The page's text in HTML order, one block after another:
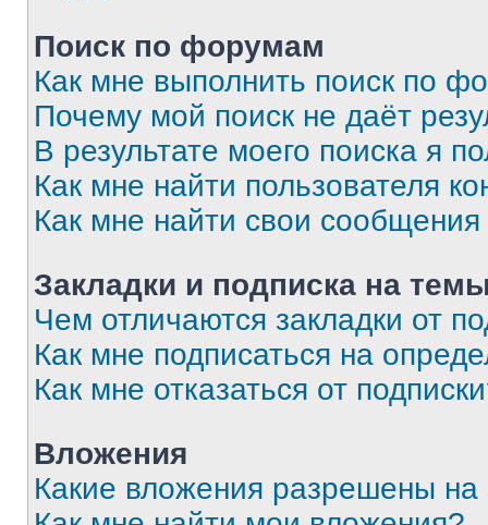
Поиск по форумам
Как мне выполнить поиск по
Почему мой поиск не даёт
В результате моего поиска я
Как мне найти пользователя
Как мне найти свои
Закладки и подписка на
Чем отличаются закладки от
Как мне подписаться на
Как мне отказаться от
Вложения
Какие вложения разрешены